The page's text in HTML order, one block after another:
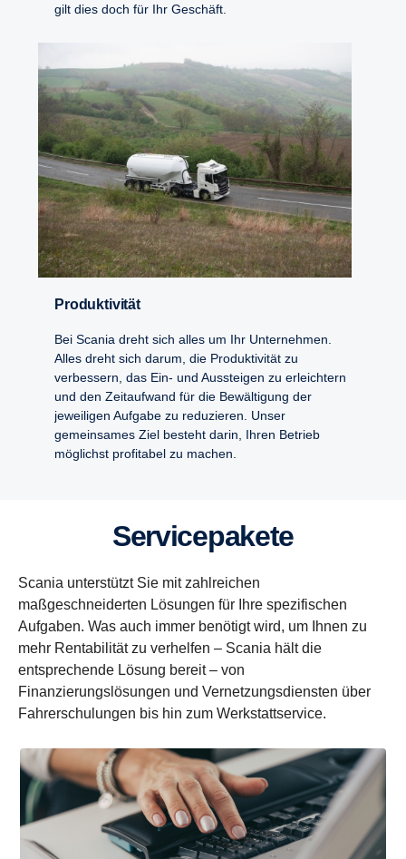
gilt dies doch für Ihr Geschäft.
Produktivität
Bei Scania dreht sich alles um Ihr Unternehmen.
Alles dreht sich darum, die Produktivität zu
verbessern, das Ein- und Aussteigen zu erleichtern
und den Zeitaufwand für die Bewältigung der
jeweiligen Aufgabe zu reduzieren. Unser
gemeinsames Ziel besteht darin, Ihren Betrieb
möglichst profitabel zu machen.
Service­pa­kete
Scania unterstützt Sie mit zahlreichen
maßgeschneiderten Lösungen für Ihre spezifischen
Aufgaben. Was auch immer benötigt wird, um Ihnen zu
mehr Rentabilität zu verhelfen – Scania hält die
entsprechende Lösung bereit – von
Finanzierungslösungen und Vernetzungsdiensten über
Fahrerschulungen bis hin zum Werkstattservice.